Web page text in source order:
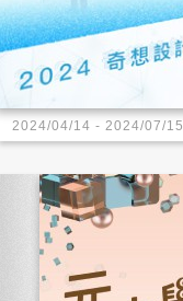
2024/04/14 - 2024/07/15